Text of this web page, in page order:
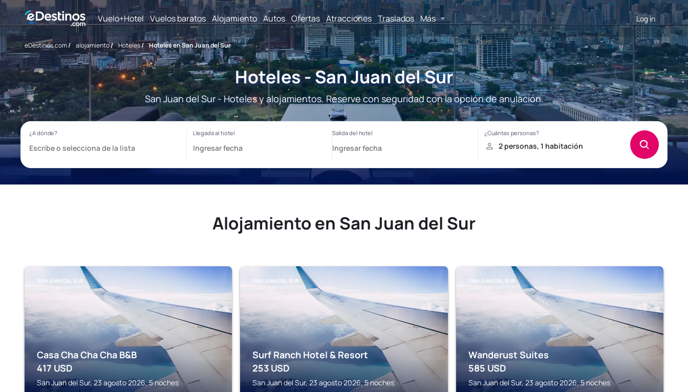
Vuelo+Hotel Vuelos baratos Alojamiento Autos Ofertas Atracciones Traslados Más Log in
eDestinos.com/ alojamiento/ Hoteles/ Hoteles en San Juan del Sur
Hoteles - San Juan del Sur
San Juan del Sur - Hoteles y alojamientos. Reserve con seguridad con la opción de anulación.
Alojamiento en San Juan del Sur
SAN JUAN DEL SUR
Casa Cha Cha Cha B&B
417 USD
San Juan del Sur, 23 agosto 2026, 5 noches
SAN JUAN DEL SUR
Surf Ranch Hotel & Resort
253 USD
San Juan del Sur, 23 agosto 2026, 5 noches
SAN JUAN DEL SUR
Wanderust Suites
585 USD
San Juan del Sur, 23 agosto 2026, 5 noches